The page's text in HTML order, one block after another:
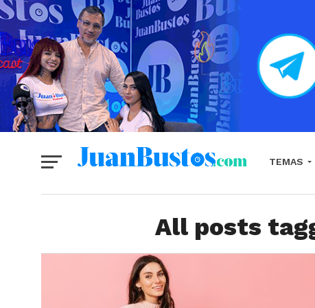
TEMAS
All posts